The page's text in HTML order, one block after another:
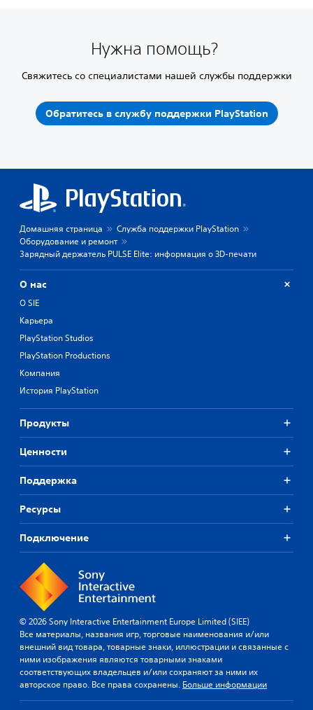
Нужна помощь?
Свяжитесь со специалистами нашей службы поддержки
Обратитесь в службу поддержки PlayStation
Домашняя страница
Служба поддержки PlayStation
Оборудование и ремонт
Зарядный держатель PULSE Elite: информация о 3D-печати
О нас
О SIE
Карьера
PlayStation Studios
PlayStation Productions
Компания
История PlayStation
Продукты
Ценности
Поддержка
Ресурсы
Подключение
© 2026 Sony Interactive Entertainment Europe Limited (SIEE)
Все материалы, названия игр, торговые наименования и/или
внешний вид товара, товарные знаки, иллюстрации и связанные с
ними изображения являются товарными знаками
соответствующих владельцев и/или сохраняют за ними их
авторское право. Все права сохранены. Больше информации